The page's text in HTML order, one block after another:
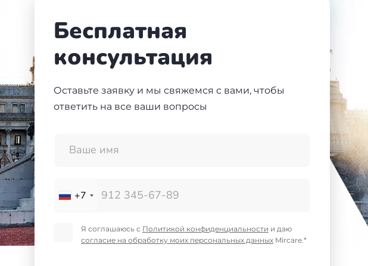
Бесплатная
консультация
Оставьте заявку и мы свяжемся с вами, чтобы
ответить на все ваши вопросы
+7
Я соглашаюсь с Политикой конфиденциальности и даю
согласие на обработку моих персональных данных Mircare.*